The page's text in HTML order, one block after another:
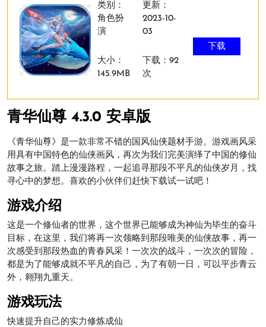
类别：
角色扮
演
大小：
145.9MB
更新：
2023-10-
03
下载：92
次
下载
青华仙尊 4.3.0 安卓版
《青华仙尊》是一款非常不错的国风仙侠题材手游。游戏画风采
用具有中国特色的仙侠画风，再次为我们完美演绎了中国的修仙
故事之旅。踏上漫漫路程，一起追寻那段不平凡的仙侠岁月，找
寻心中的梦想。喜欢的小伙伴们赶快下载试一试吧！
游戏介绍
这是一个修仙者的世界，这个世界已能够成为神仙为毕生的奋斗
目标，在这里，我们将再一次领略到那段唯美的仙侠故事，再一
次感受到那段热血的青春风采！一次次的战斗，一次次的冒险，
都是为了能够成就不平凡的自己，为了有朝一日，可以平步青云
外，翱翔九重天。
游戏玩法
快速提升自己的实力修炼成仙